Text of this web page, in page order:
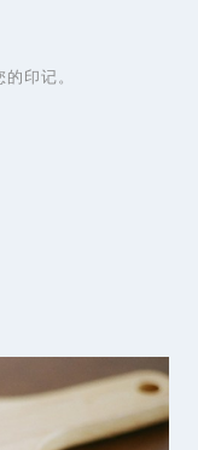
印记。